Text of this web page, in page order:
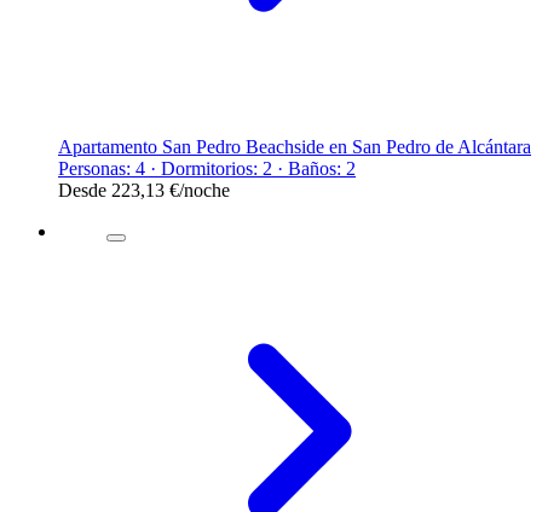
Apartamento San Pedro Beachside en San Pedro de Alcántara
Personas: 4 · Dormitorios: 2 · Baños: 2
Desde 223,13 €/noche